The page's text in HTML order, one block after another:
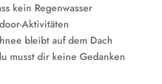
kein Regenwasser
Aktivitäten
bleibt auf dem Dach
musst dir keine Gedanken